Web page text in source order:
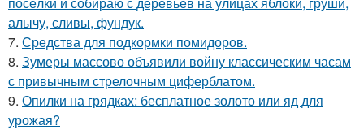
алычу, сливы, фундук.
7. Средства для подкормки помидоров.
8. Зумеры массово объявили войну классическим часам
с привычным стрелочным циферблатом.
9. Опилки на грядках: бесплатное золото или яд для
урожая?